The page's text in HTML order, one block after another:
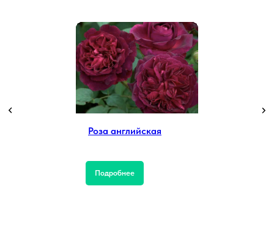
Роза английская
Подробнее